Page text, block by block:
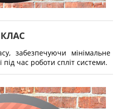
забезпечуючи мінімальне
час роботи спліт системи.